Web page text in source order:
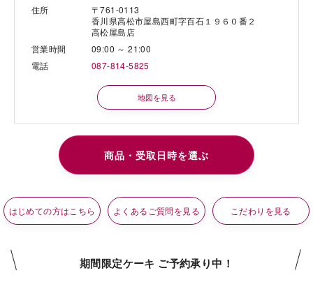
住所
〒761-0113
香川県高松市屋島西町字百石１９６０番２
高松屋島店
営業時間
09:00 ～ 21:00
電話
087-814-5825
地図を見る
はじめての方はこちら よくあるご質問を見る こだわりを見る
期間限定ケーキ ご予約承り中！